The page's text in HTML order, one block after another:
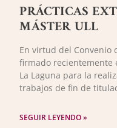
PRÁCTICAS
MÁSTER ULL
En virtud del Convenio
firmado recientemente
La Laguna para la
trabajos de fin de
SEGUIR LEYENDO »